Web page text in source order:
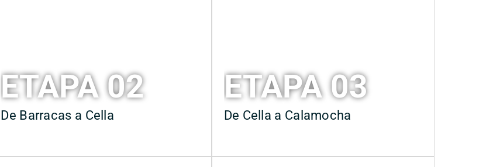
ETAPA 02
De Barracas a Cella
ETAPA 03
De Cella a Calamocha